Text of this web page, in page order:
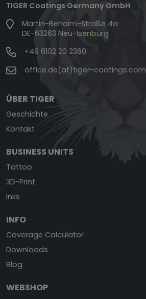
TIGER Coatings Germany GmbH
Martin-Behaim-Straße 4a
DE-63263 Neu-Isenburg
+49 6102 20 2360
office.de(at)tiger-coatings.com
ÜBER TIGER
Geschichte
Kontakt
BUSINESS UNITS
Tattoo
3D-Print
Inks
INFO
Coverage Calculator
Downloads
Blog
WEBSHOP